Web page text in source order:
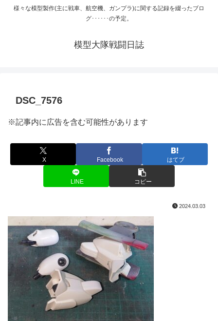
様々な模型製作(主に戦車、航空機、ガンプラ)に関する記録を綴ったブロ
グ･･････の予定。
模型大隊戦闘日誌
DSC_7576
※記事内に広告を含む可能性があります
X Facebook はてブ
LINE コピー
2024.03.03